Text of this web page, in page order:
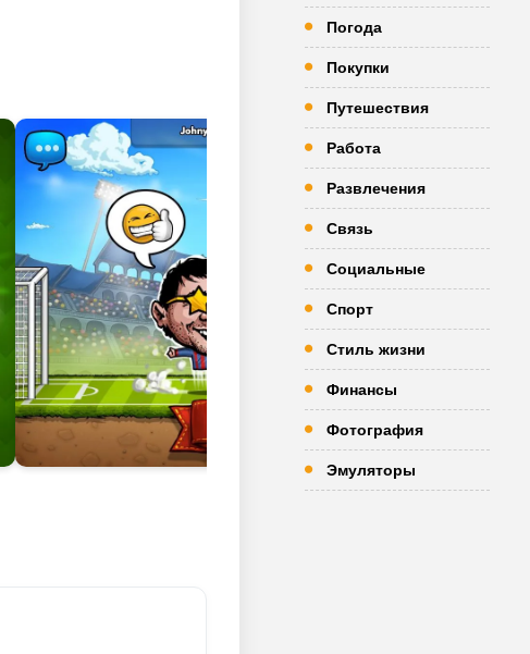
Погода
Покупки
Путешествия
Работа
Развлечения
Связь
Социальные
Спорт
Стиль жизни
Финансы
Фотография
Эмуляторы